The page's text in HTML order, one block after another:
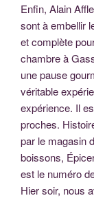
Enfin, Alain
sont à embellir
et complète
chambre à
une pause
véritable
expérience. Il
proches.
par le magasin
boissons,
est le numéro
Hier soir, nous